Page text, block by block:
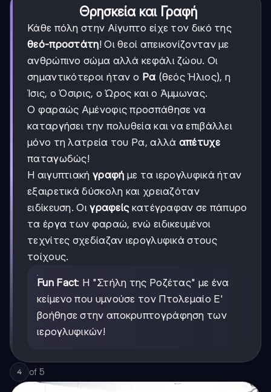
Θρησκεία και Γραφή
Κάθε πόλη στην Αίγυπτο είχε τον δικό της
θεό-προστάτη! Οι θεοί απεικονίζονταν με
ανθρώπινο σώμα αλλά κεφάλι ζώου. Οι
σημαντικότεροι ήταν ο Ρα (θεός Ήλιος), η
Ίσις, ο Όσιρις, ο Ώρος και ο Άμμωνας.
Ο φαραώς Αμένοφις προσπάθησε να
καταργήσει την πολυθεία και να επιβάλλει
μόνο τη λατρεία του Ρα, αλλά απέτυχε
παταγωδώς!
Η αιγυπτιακή γραφή με τα ιερογλυφικά ήταν
εξαιρετικά δύσκολη και χρειαζόταν
ειδίκευση. Οιγραφείςκατέγραφαν σε πάπυρο
τα έργα των φαραώ, ενώ ειδικευμένοι
τεχνίτες σχεδίαζαν ιερογλυφικά στους
τοίχους.
Fun Fact: Η "Στήλη της Ροζέτας" με ένα
κείμενο που υμνούσε τον Πτολεμαίο Ε'
βοήθησε στην αποκρυπτογράφηση των
ιερογλυφικών!
4 of 5